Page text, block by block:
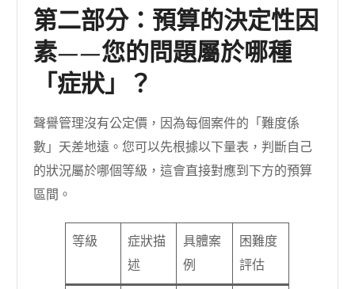
第二部分：預算的決定性因
素——您的問題屬於哪種
「症狀」？
聲譽管理沒有公定價，因為每個案件的「難度係
數」天差地遠。您可以先根據以下量表，判斷自己
的狀況屬於哪個等級，這會直接對應到下方的預算
區間。
等級
症狀描
述
具體案
例
困難度
評估